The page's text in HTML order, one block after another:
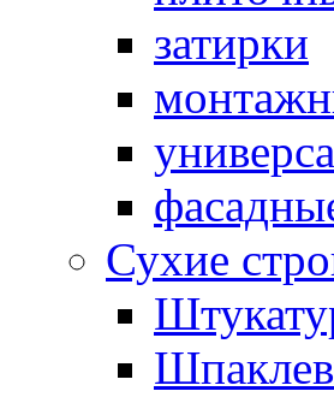
затирки
Сухие